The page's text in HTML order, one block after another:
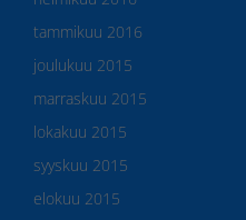
tammikuu 2016
joulukuu 2015
marraskuu 2015
lokakuu 2015
syyskuu 2015
elokuu 2015